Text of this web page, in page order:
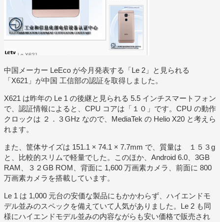
中国メーカー LeEco が今月発表する「Le 2」と見られる
「X621」が中国 工信部の認証を取得しました。
X621 は昨年の Le 1 の後継と見られる 5.5 インチスマートフォン
で、認証情報によると、CPU コアは「１０」です。CPU の動作
クロックは ２．３GHz なので、MediaTek の Helio X20 と考えら
れます。
また、筐体サイズは 151.1 × 74.1 × 7.7mm で、質量は １５３g
と、比較的スリムで軽量でした。このほか、Android 6.0、3GB
RAM、３２GB ROM、背面に 1,600 万画素カメラ、前面に 800
万画素カメラを搭載しています。
Le 1 は 1,000 元台の安価な製品にもかかわらず、ハイエンドモ
デル並みのスペックを備えていて人気がありました。Le 2 も同
様にハイエンドモデル並みの内容ながらも安い価格で販売され